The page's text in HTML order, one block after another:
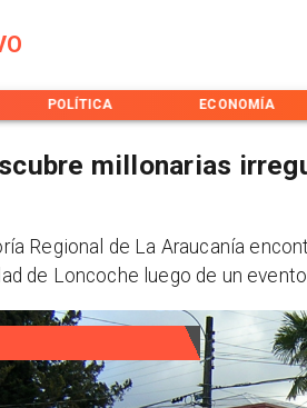
POLÍTICA ECONOMÍA
millonarias
Regional de La Araucanía
de Loncoche luego de un